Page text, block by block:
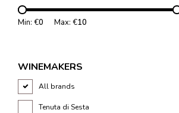
Min: €0 Max: €10
WINEMAKERS
All brands
Tenuta di Sesta